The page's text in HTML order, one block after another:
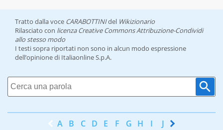
Tratto dalla voce CARABOTTINIdel Wikizionario
Rilasciato con licenza Creative Commons Attribuzione-Condividi
allo stesso modo
I testi sopra riportati non sono in alcun modo espressione
dell’opinione di Italiaonline S.p.A.
A B C D E F G H I J K